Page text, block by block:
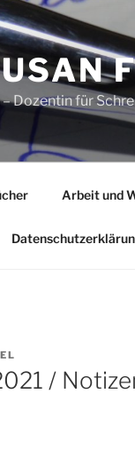
Dozentin für
Arbeit und
/